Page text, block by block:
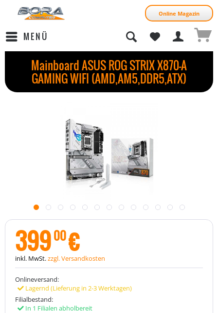
Online Magazin
MENÜ
Mainboard ASUS ROG STRIX X870-A
GAMING WIFI (AMD,AM5,DDR5,ATX)
39900€
inkl. MwSt.zzgl. Versandkosten
Onlineversand:
Lagernd (Lieferung in 2-3 Werktagen)
Filialbestand:
In 1 Filialen abholbereit